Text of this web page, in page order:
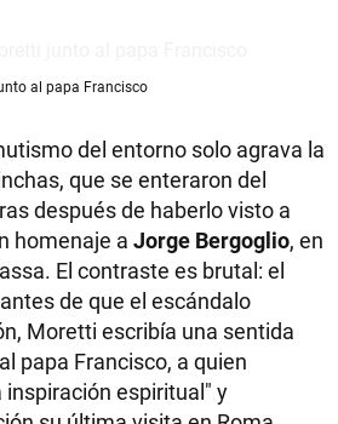
al papa Francisco
del entorno solo agrava la
que se enteraron del
después de haberlo visto a
homenaje a Jorge Bergoglio, en
El contraste es brutal: el
de que el escándalo
Moretti escribía una sentida
papa Francisco, a quien
espiritual" y